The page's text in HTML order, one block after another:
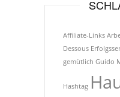
Affiliate-Links
Dessous
gemütlich Guido
Hashtag